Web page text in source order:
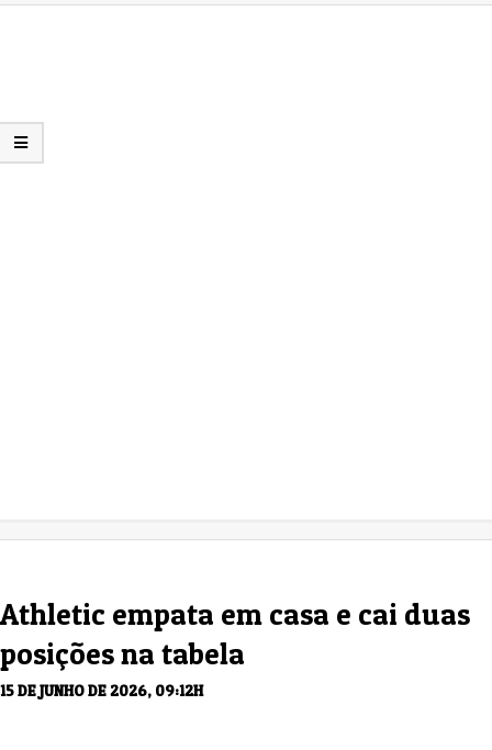
Athletic empata em casa e cai duas
posições na tabela
15 DE JUNHO DE 2026, 09:12H